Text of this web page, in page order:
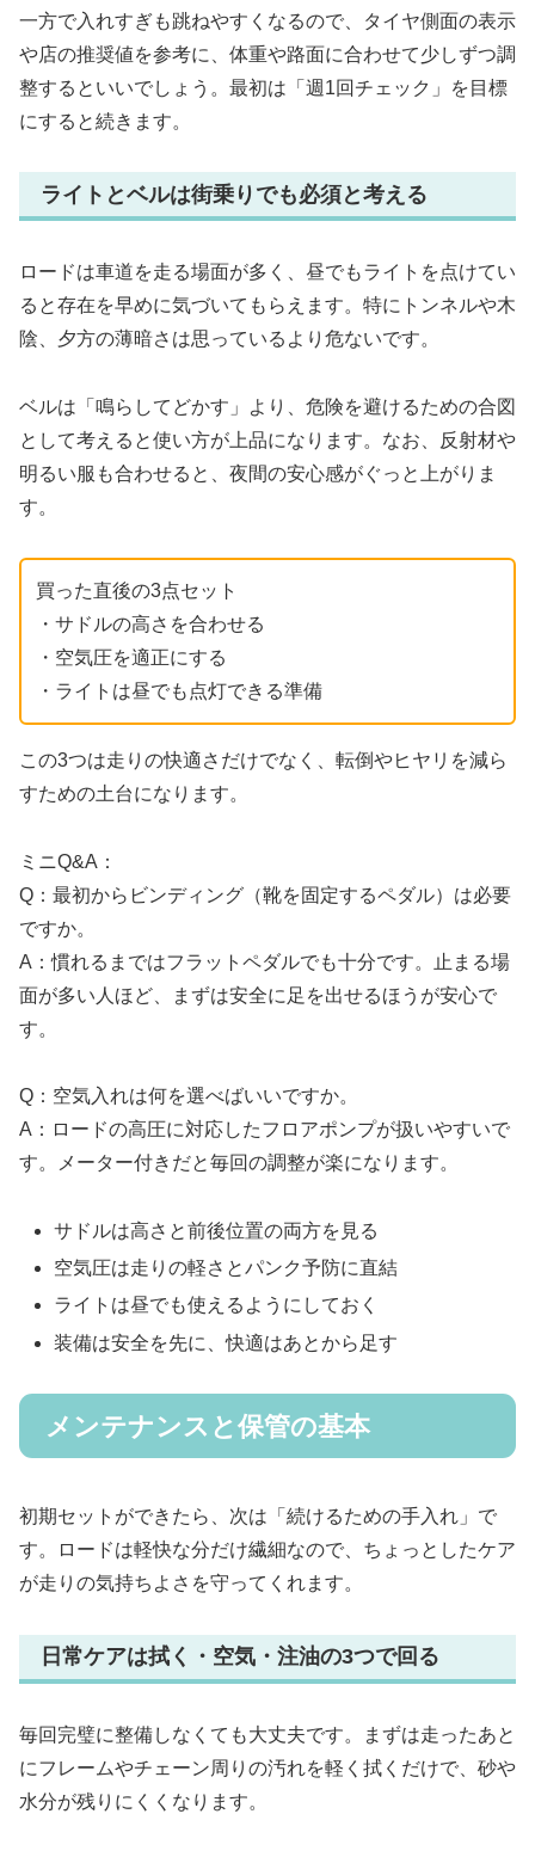
一方で入れすぎも跳ねやすくなるので、タイヤ側面の表示
や店の推奨値を参考に、体重や路面に合わせて少しずつ調
整するといいでしょう。最初は「週1回チェック」を目標
にすると続きます。
ライトとベルは街乗りでも必須と考える
ロードは車道を走る場面が多く、昼でもライトを点けてい
ると存在を早めに気づいてもらえます。特にトンネルや木
陰、夕方の薄暗さは思っているより危ないです。
ベルは「鳴らしてどかす」より、危険を避けるための合図
として考えると使い方が上品になります。なお、反射材や
明るい服も合わせると、夜間の安心感がぐっと上がりま
す。
買った直後の3点セット
・サドルの高さを合わせる
・空気圧を適正にする
・ライトは昼でも点灯できる準備
この3つは走りの快適さだけでなく、転倒やヒヤリを減ら
すための土台になります。
ミニQ&A：
Q：最初からビンディング（靴を固定するペダル）は必要
ですか。
A：慣れるまではフラットペダルでも十分です。止まる場
面が多い人ほど、まずは安全に足を出せるほうが安心で
す。
Q：空気入れは何を選べばいいですか。
A：ロードの高圧に対応したフロアポンプが扱いやすいで
す。メーター付きだと毎回の調整が楽になります。
サドルは高さと前後位置の両方を見る
空気圧は走りの軽さとパンク予防に直結
ライトは昼でも使えるようにしておく
装備は安全を先に、快適はあとから足す
メンテナンスと保管の基本
初期セットができたら、次は「続けるための手入れ」で
す。ロードは軽快な分だけ繊細なので、ちょっとしたケア
が走りの気持ちよさを守ってくれます。
日常ケアは拭く・空気・注油の3つで回る
毎回完璧に整備しなくても大丈夫です。まずは走ったあと
にフレームやチェーン周りの汚れを軽く拭くだけで、砂や
水分が残りにくくなります。